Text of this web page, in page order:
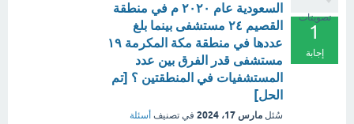
تصويتات
1
إجابة
السعودية عام ٢٠٢٠ م في منطقة
القصيم ٢٤ مستشفى بينما بلغ
عددها في منطقة مكة المكرمة ١٩
مستشفى قدر الفرق بين عدد
المستشفيات في المنطقتين ؟ [تم
الحل]
سُئل مارس 17، 2024 في تصنيف أسئلة